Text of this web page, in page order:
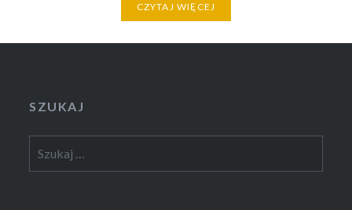
CZYTAJ WIĘCEJ
SZUKAJ